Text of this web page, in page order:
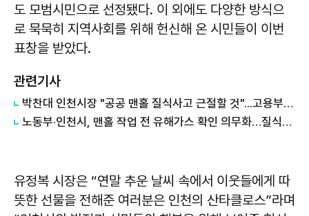
도 모범시민으로 선정됐다. 이 외에도 다양한 방식으
로 묵묵히 지역사회를 위해 헌신해 온 시민들이 이번
표창을 받았다.
관련기사
박찬대 인천시장 "공공 맨홀 질식사고 근절할 것"...고용부와 공동대응 선언
노동부·인천시, 맨홀 작업 전 유해가스 확인 의무화…질식사고 막는다
유정복 시장은 “연말 추운 날씨 속에서 이웃들에게 따
뜻한 선물을 전해준 여러분은 인천의 산타클로스”라며